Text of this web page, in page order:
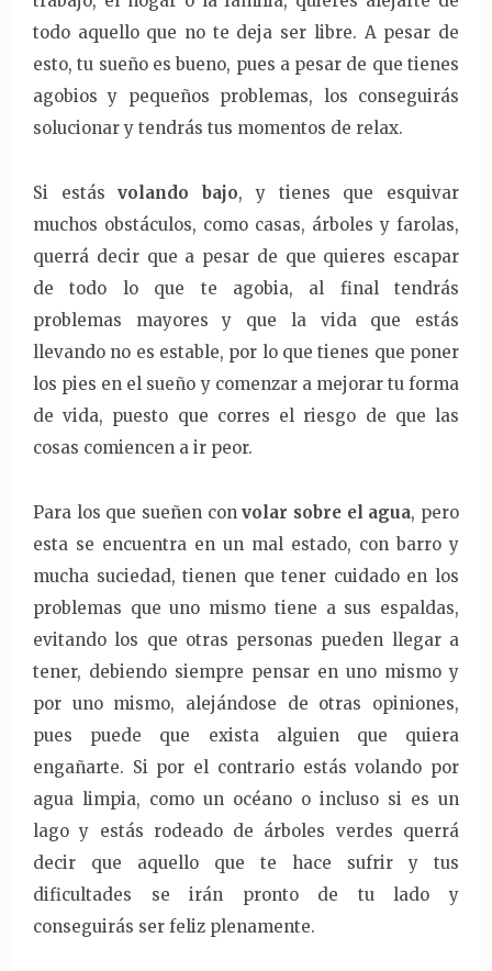
todo aquello que no te deja ser libre. A pesar de
esto, tu sueño es bueno, pues a pesar de que tienes
agobios y pequeños problemas, los conseguirás
solucionar y tendrás tus momentos de relax.
Si estásvolando bajo, y tienes que esquivar
muchos obstáculos, como casas, árboles y farolas,
querrá decir que a pesar de que quieres escapar
de todo lo que te agobia, al final tendrás
problemas mayores y que la vida que estás
llevando no es estable, por lo que tienes que poner
los pies en el sueño y comenzar a mejorar tu forma
de vida, puesto que corres el riesgo de que las
cosas comiencen a ir peor.
Para los que sueñen convolar sobre el agua, pero
esta se encuentra en un mal estado, con barro y
mucha suciedad, tienen que tener cuidado en los
problemas que uno mismo tiene a sus espaldas,
evitando los que otras personas pueden llegar a
tener, debiendo siempre pensar en uno mismo y
por uno mismo, alejándose de otras opiniones,
pues puede que exista alguien que quiera
engañarte. Si por el contrario estás volando por
agua limpia, como un océano o incluso si es un
lago y estás rodeado de árboles verdes querrá
decir que aquello que te hace sufrir y tus
dificultades se irán pronto de tu lado y
conseguirás ser feliz plenamente.